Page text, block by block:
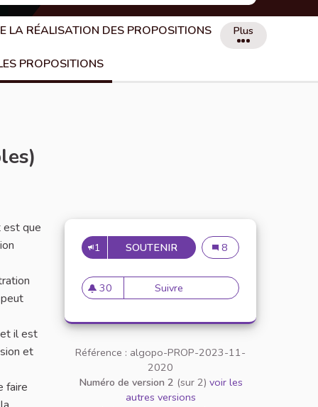
LA RÉALISATION DES PROPOSITIONS
PROPOSITIONS
est que
il est
et
faire
1 SOUTENIR CAMPAGNE DE
Campagne de
8
30
30 abonnés
Suivre Campagne de
Référence : algopo-PROP-2023-11-
2020
Numéro de version 2 (sur 2) voir les
autres versions